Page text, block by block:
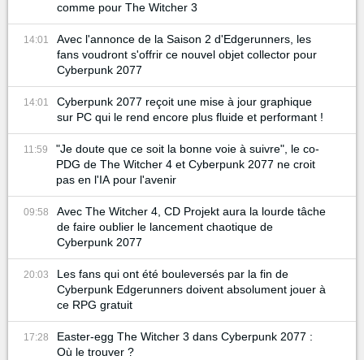
comme pour The Witcher 3
14:01
Avec l'annonce de la Saison 2 d'Edgerunners, les
fans voudront s'offrir ce nouvel objet collector pour
Cyberpunk 2077
14:01
Cyberpunk 2077 reçoit une mise à jour graphique
sur PC qui le rend encore plus fluide et performant !
11:59
"Je doute que ce soit la bonne voie à suivre", le co-
PDG de The Witcher 4 et Cyberpunk 2077 ne croit
pas en l'IA pour l'avenir
09:58
Avec The Witcher 4, CD Projekt aura la lourde tâche
de faire oublier le lancement chaotique de
Cyberpunk 2077
20:03
Les fans qui ont été bouleversés par la fin de
Cyberpunk Edgerunners doivent absolument jouer à
ce RPG gratuit
17:28
Easter-egg The Witcher 3 dans Cyberpunk 2077 :
Où le trouver ?